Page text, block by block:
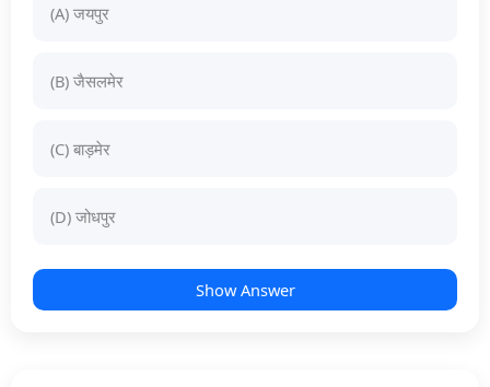
(A) जयपुर
(B) जैसलमेर
(C) बाड़मेर
(D) जोधपुर
Show Answer